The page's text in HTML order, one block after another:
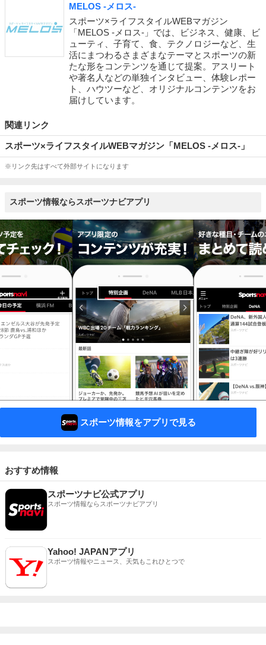
MELOS -メロス-
スポーツ×ライフスタイルWEBマガジン
「MELOS -メロス-」では、ビジネス、健康、ビ
ューティ、子育て、食、テクノロジーなど、生
活にまつわるさまざまなテーマとスポーツの新
たな形をコンテンツを通じて提案。アスリート
や著名人などの単独インタビュー、体験レポー
ト、ハウツーなど、オリジナルコンテンツをお
届けしています。
関連リンク
スポーツ×ライフスタイルWEBマガジン「MELOS -メロス-」
※リンク先はすべて外部サイトになります
スポーツ情報ならスポーツナビアプリ
スポーツ情報をアプリで見る
おすすめ情報
スポーツナビ公式アプリ
スポーツ情報ならスポーツナビアプリ
Yahoo! JAPANアプリ
スポーツ情報やニュース、天気もこれひとつで